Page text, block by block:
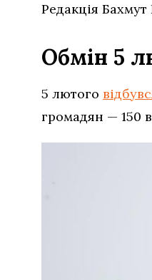
Редакція Бахмут
Обмін 5
5 лютого
громадян — 150